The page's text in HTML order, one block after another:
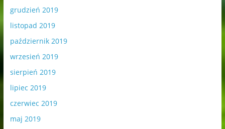
grudzień 2019
listopad 2019
październik 2019
wrzesień 2019
sierpień 2019
lipiec 2019
czerwiec 2019
maj 2019